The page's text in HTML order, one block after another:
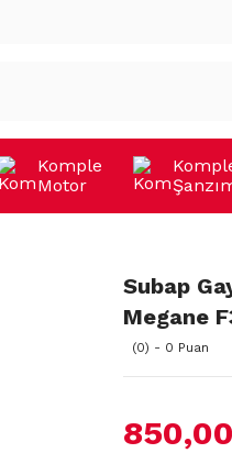
Komple
Motor
Subap
Megane
(0) - 0 Puan